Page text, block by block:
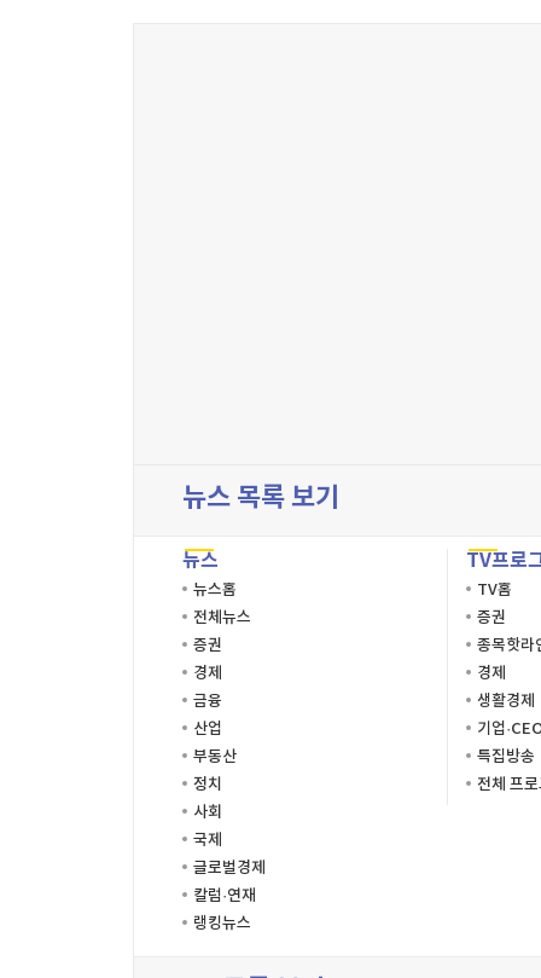
뉴스 목록 보기
뉴스
뉴스홈
전체뉴스
증권
경제
금융
산업
부동산
정치
사회
국제
글로벌경제
칼럼·연재
랭킹뉴스
TV프로
TV홈
증권
종목핫라
경제
생활경제
기업
특집방송
전체 프